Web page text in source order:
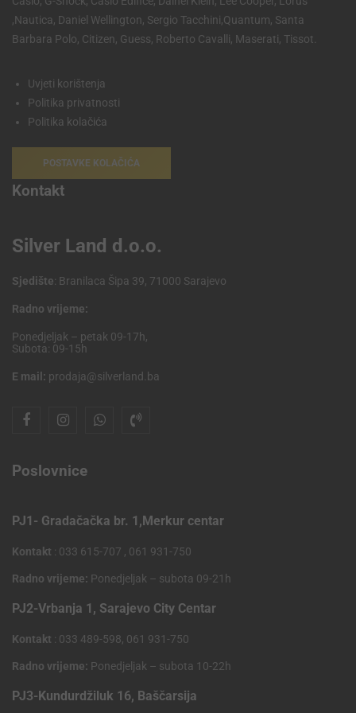
,Nautica, Daniel Wellington, Sergio Tacchini,Quantum, Santa
Barbara Polo, Citizen, Guess, Roberto Cavalli, Maserati, Tissot.
Uvjeti korištenja
Politika privatnosti
Politika kolačića
POSTAVKE KOLAČIĆA
Kontakt
Silver Land d.o.o.
Sjedište: Branilaca Šipa 39, 71000 Sarajevo
Radno vrijeme:
Ponedjeljak – petak 09-17h,
Subota: 09-15h
E mail: prodaja@silverland.ba
Poslovnice
PJ1- Gradačačka br. 1,Merkur centar
Kontakt : 033 615-707 , 061 931-750
Radno vrijeme: Ponedjeljak – subota 09-21h
PJ2-Vrbanja 1, Sarajevo City Centar
Kontakt : 033 489-598, 061 931-750
Radno vrijeme: Ponedjeljak – subota 10-22h
PJ3-Kundurdžiluk 16, Baščarsija